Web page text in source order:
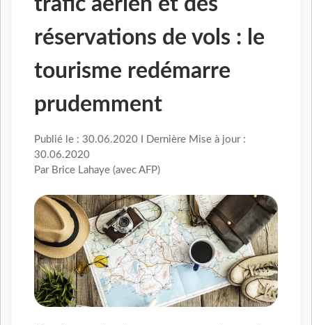
réservations de vols : le
tourisme redémarre
prudemment
Publié le : 30.06.2020 I Dernière Mise à jour :
30.06.2020
Par Brice Lahaye (avec AFP)